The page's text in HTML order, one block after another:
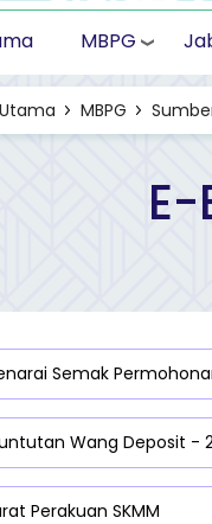
MBPG
MBPG
Semak
Wang Deposit -
Perakuan SKMM